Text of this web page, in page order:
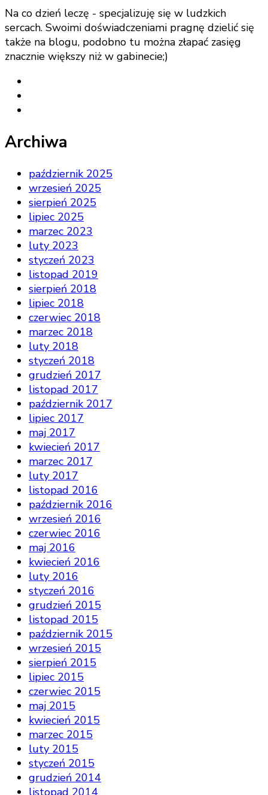
Na co dzień leczę - specjalizuję się w ludzkich
sercach. Swoimi doświadczeniami pragnę dzielić się
także na blogu, podobno tu można złapać zasięg
znacznie większy niż w gabinecie;)
Archiwa
październik 2025
wrzesień 2025
sierpień 2025
lipiec 2025
marzec 2023
luty 2023
styczeń 2023
listopad 2019
sierpień 2018
lipiec 2018
czerwiec 2018
marzec 2018
luty 2018
styczeń 2018
grudzień 2017
listopad 2017
październik 2017
lipiec 2017
maj 2017
kwiecień 2017
marzec 2017
luty 2017
listopad 2016
październik 2016
wrzesień 2016
czerwiec 2016
maj 2016
kwiecień 2016
luty 2016
styczeń 2016
grudzień 2015
listopad 2015
październik 2015
wrzesień 2015
sierpień 2015
lipiec 2015
czerwiec 2015
maj 2015
kwiecień 2015
marzec 2015
luty 2015
styczeń 2015
grudzień 2014
listopad 2014